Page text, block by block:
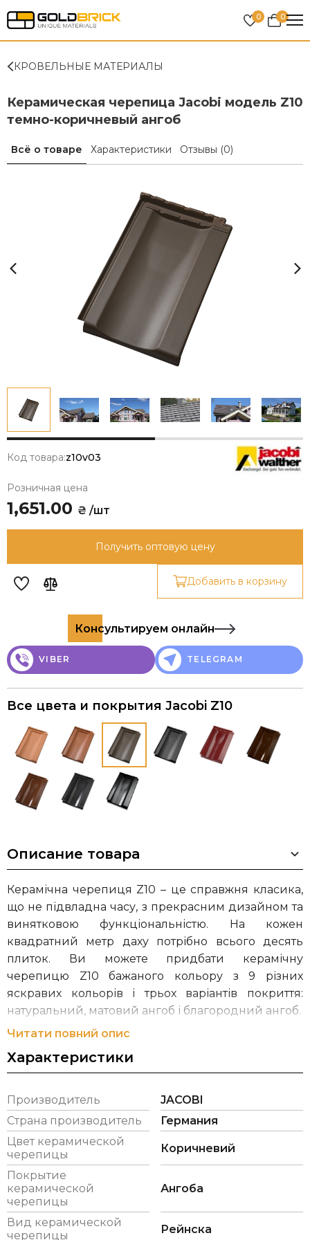
0 0
КРОВЕЛЬНЫЕ МАТЕРИАЛЫ
Керамическая черепица Jacobi модель Z10
темно-коричневый ангоб
Всё о товаре Характеристики Отзывы (0)
Код товара:z10v03
Розничная цена
1,651.00 ₴ /шт
Получить оптовую цену
Добавить в корзину
Консультируем онлайн
VIBER TELEGRAM
Все цвета и покрытия Jacobi Z10
Описание товара
Керамічна черепиця Z10 – це справжня класика,
що не підвладна часу, з прекрасним дизайном та
винятковою функціональністю. На кожен
квадратний метр даху потрібно всього десять
плиток. Ви можете придбати керамічну
черепицю Z10 бажаного кольору з 9 різних
яскравих кольорів і трьох варіантів покриття:
натуральний, матовий ангоб і благородний ангоб.
Компанія Jacobi-Walther була заснована в 1860 р.
Йозефом Якобі. Наразі групою компаній керують
п'ять представників V і VI поколінь сім'ї Якобі.
більше кольорових відтінках і п'яти видів
поверхонь.
Размеры (прибл.)
Ширина покрытия (прибл.)
Высота покрытия (прибл.)
Читати повний опис
Характеристики
Производитель
JACOBI
Страна производитель
Германия
Цвет керамической
черепицы
Коричневий
Покрытие
керамической
черепицы
Ангоба
Вид керамической
черепицы
Рейнска